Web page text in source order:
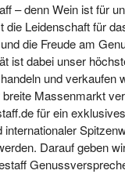
– denn Wein ist für
die Leidenschaft für
die Freude am
ist dabei unser
und verkaufen
Massenmarkt
für ein
internationaler
Darauf geben